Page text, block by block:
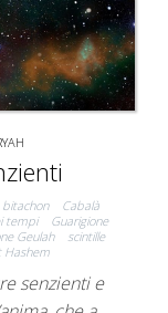
bitachon
Cabalà
tempi
Guarigione
Geulah
scintille
Hashem
senzienti e